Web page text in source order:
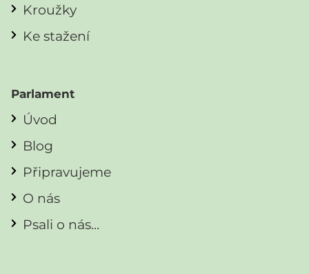
Kroužky
Ke stažení
Parlament
Úvod
Blog
Připravujeme
O nás
Psali o nás…